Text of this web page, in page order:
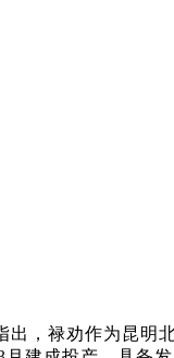
出，禄劝作为昆明